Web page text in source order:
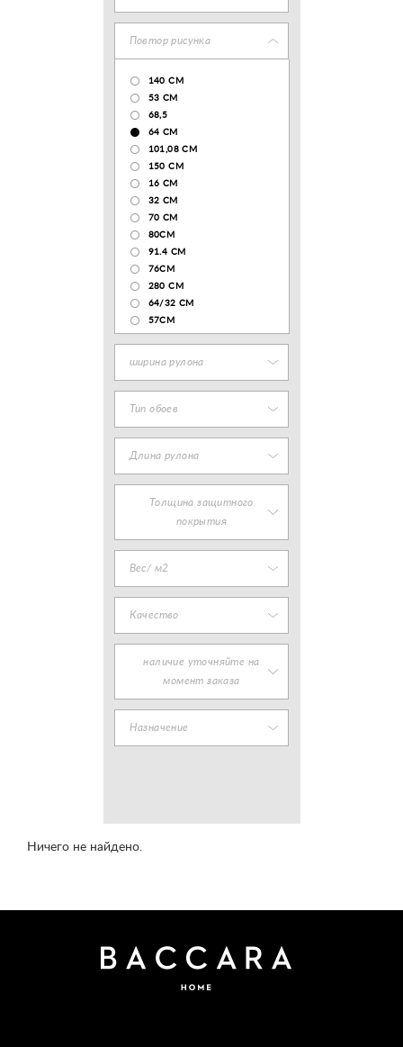
Повтор рисунка
140 CM
53 СМ
68,5
64 СМ
101,08 CM
150 CM
16 СМ
32 СМ
70 CM
80СМ
91.4 СМ
76СМ
280 СМ
64/32 СМ
57СМ
ширина рулона
Тип обоев
Длина рулона
Толщина защитного
покрытия
Вес/ м2
Качество
наличие уточняйте на
момент заказа
Назначение
Ничего не найдено.